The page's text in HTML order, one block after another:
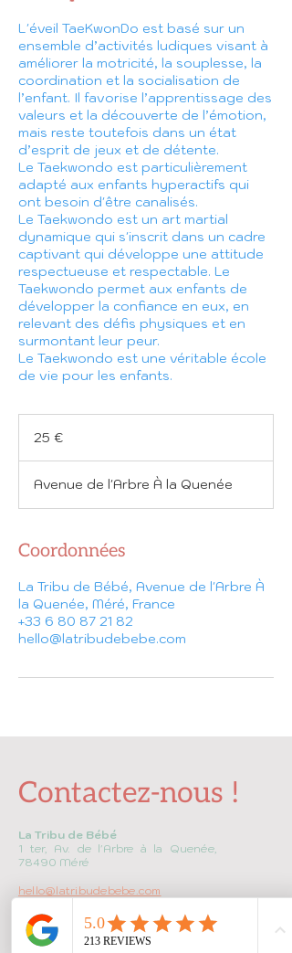
L'éveil TaeKwonDo est basé sur un
ensemble d’activités ludiques visant à
améliorer la motricité, la souplesse, la
coordination et la socialisation de
l’enfant. Il favorise l’apprentissage des
valeurs et la découverte de l’émotion,
mais reste toutefois dans un état
d’esprit de jeux et de détente.
Le Taekwondo est particulièrement
adapté aux enfants hyperactifs qui
ont besoin d'être canalisés.
Le Taekwondo est un art martial
dynamique qui s'inscrit dans un cadre
captivant qui développe une attitude
respectueuse et respectable. Le
Taekwondo permet aux enfants de
développer la confiance en eux, en
relevant des défis physiques et en
surmontant leur peur.
Le Taekwondo est une véritable école
de vie pour les enfants.
25 €
Avenue de l'Arbre À la Quenée
Coordonnées
La Tribu de Bébé, Avenue de l'Arbre À
la Quenée, Méré, France
+33 6 80 87 21 82
hello@latribudebebe.com
Contactez-nous !
La Tribu de Bébé
1 ter, Av. de l'Arbre à la Quenée,
78490 Méré
hello@latribudebebe.com